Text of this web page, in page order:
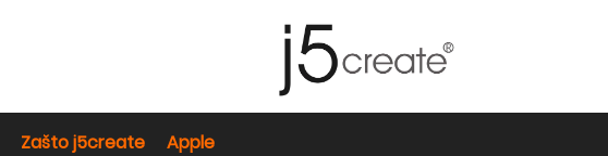
Zašto j5create Apple